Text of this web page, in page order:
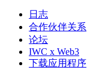
日志
合作伙伴关系
论坛
IWC x Web3
下载应用程序